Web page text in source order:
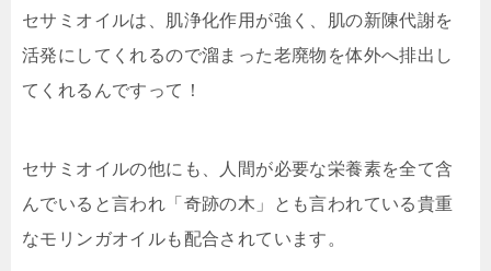
セサミオイルは、肌浄化作用が強く、肌の新陳代謝を
活発にしてくれるので溜まった老廃物を体外へ排出し
てくれるんですって！
セサミオイルの他にも、人間が必要な栄養素を全て含
んでいると言われ 「奇跡の木」とも言われている貴重
なモリンガオイルも配合されています。